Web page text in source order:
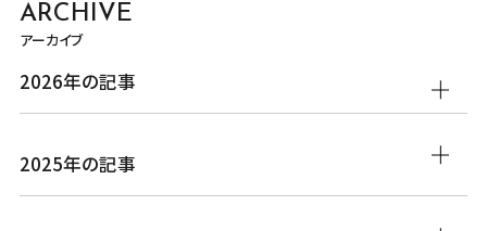
ARCHIVE
アーカイブ
2026年の記事
2025年の記事